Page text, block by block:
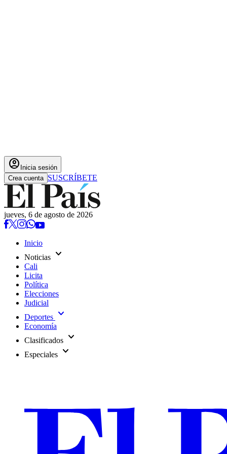
account_circle Inicia sesión
Crea cuenta SUSCRÍBETE
jueves, 6 de agosto de 2026
Inicio
Noticias expand_more
Cali
Licita
Política
Elecciones
Judicial
Deportes expand_more
Economía
Clasificados expand_more
Especiales expand_more